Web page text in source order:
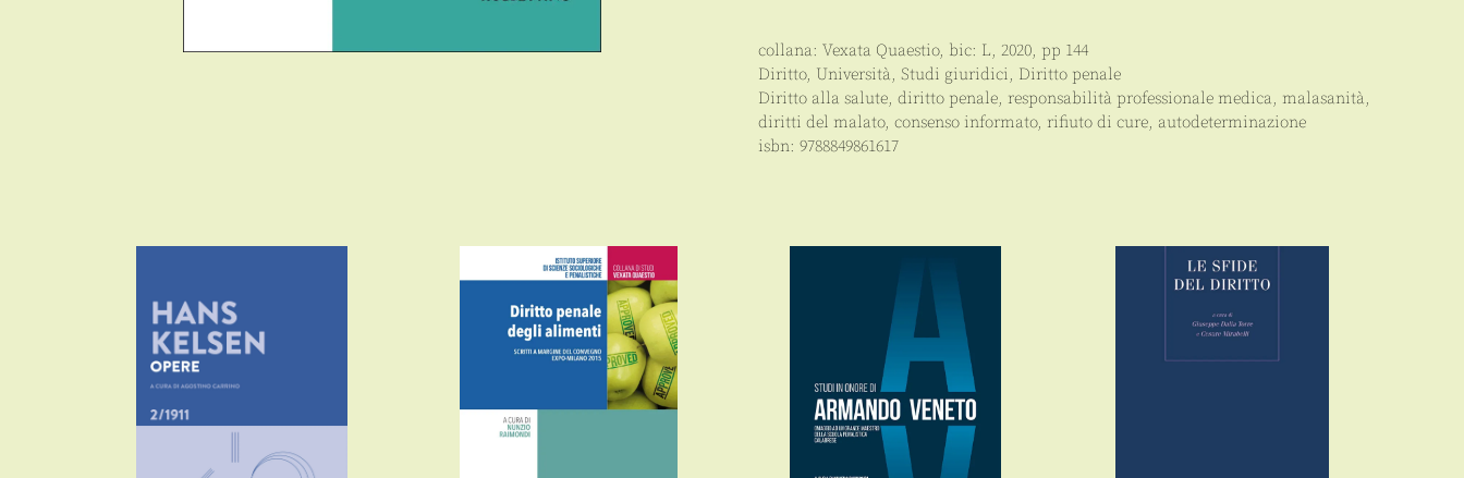
collana: Vexata Quaestio, bic: L, 2020, pp 144
Diritto, Università, Studi giuridici, Diritto penale
Diritto alla salute, diritto penale, responsabilità professionale medica, malasanità,
diritti del malato, consenso informato, rifiuto di cure, autodeterminazione
isbn: 9788849861617